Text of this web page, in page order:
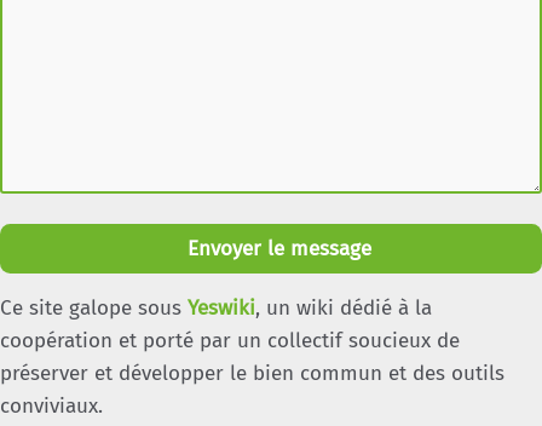
Envoyer le message
Ce site galope sous Yeswiki, un wiki dédié à la
coopération et porté par un collectif soucieux de
préserver et développer le bien commun et des outils
conviviaux.